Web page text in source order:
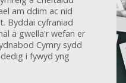
am ddim ac nid
Byddai cyfraniad
a gwella'r wefan er
Cymry sydd
i fywyd yng